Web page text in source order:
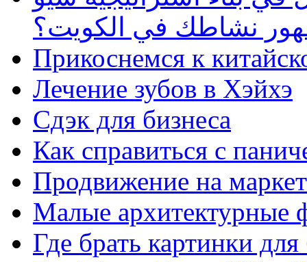
نشاطك في الكويت؟
Прикоснемся к
Лечение зубов в Хэйхэ
Сдэк для бизнеса
Как справиться с
Продвижение на
Малые архитектурные
Где брать картинки